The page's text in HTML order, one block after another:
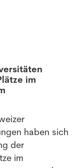
im
haben sich
der
im